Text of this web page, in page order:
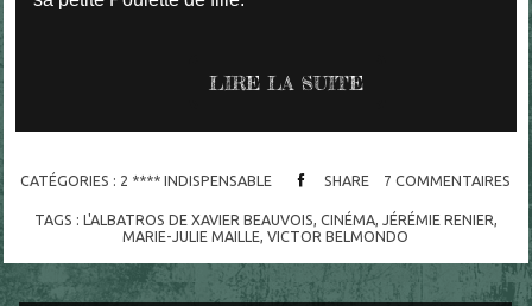
LIRE LA SUITE
CATÉGORIES : 2 **** INDISPENSABLE SHARE 7 COMMENTAIRES
TAGS : L'ALBATROS DE XAVIER BEAUVOIS CINÉMA, JÉRÉMIE RENIER
MARIE-JULIE MAILLE ,VICTOR BELMONDO